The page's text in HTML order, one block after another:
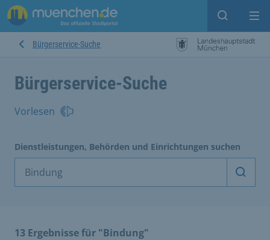
Suche
Bürgerservice-Suche
Bürgerservice-Suche
Vorlesen
Dienstleistungen, Behörden und Einrichtungen suchen
13 Ergebnisse für "Bindung"